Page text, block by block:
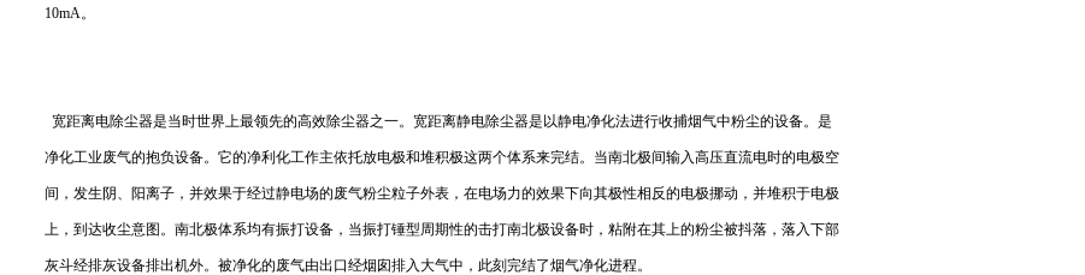
10mA。
宽距离电除尘器是当时世界上最领先的高效除尘器之一。宽距离静电除尘器是以静电净化法进行收捕烟气中粉尘的设备。是
净化工业废气的抱负设备。它的净利化工作主依托放电极和堆积极这两个体系来完结。当南北极间输入高压直流电时的电极空
间，发生阴、阳离子，并效果于经过静电场的废气粉尘粒子外表，在电场力的效果下向其极性相反的电极挪动，并堆积于电极
上，到达收尘意图。南北极体系均有振打设备，当振打锤型周期性的击打南北极设备时，粘附在其上的粉尘被抖落，落入下部
灰斗经排灰设备排出机外。被净化的废气由出口经烟囱排入大气中，此刻完结了烟气净化进程。